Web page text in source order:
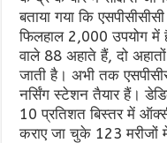
बताया गया कि
फिलहाल 2,000 उपयोग में
वाले 88 अहाते हैं, दो अहातों
जाती है। अभी तक
नर्सिंग स्टेशन तैयार हैं।
10 प्रतिशत बिस्तर में
कराए जा चुके 123 मरीजों